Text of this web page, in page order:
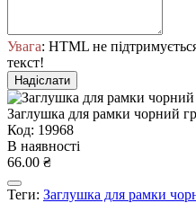
Увага: HTML не
текст!
Надіслати
Заглушка для рамки чорний
Код: 19968
В наявності
66.00 ₴
Теги: Заглушка для рамки